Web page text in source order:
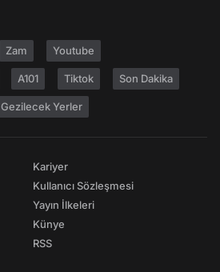
Zam Youtube
A101 Tiktok Son Dakika
Gezilecek Yerler
Kariyer
Kullanıcı Sözleşmesi
Yayın İlkeleri
Künye
RSS